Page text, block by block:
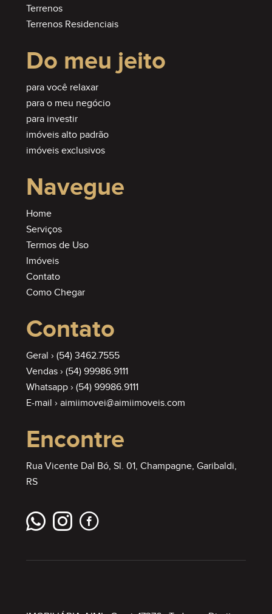
Terrenos
Terrenos Residenciais
Do meu jeito
para você relaxar
para o meu negócio
para investir
imóveis alto padrão
imóveis exclusivos
Navegue
Home
Serviços
Termos de Uso
Imóveis
Contato
Como Chegar
Contato
Geral › (54) 3462.7555
Vendas › (54) 99986.9111
Whatsapp › (54) 99986.9111
E-mail › aimiimovei@aimiimoveis.com
Encontre
Rua Vicente Dal Bó, Sl. 01, Champagne, Garibaldi,
RS